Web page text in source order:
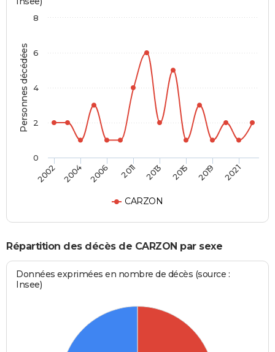
Personnes décédées
CARZON
2002 2004 2006 2011 2013 2015 2019 2021
0
2
4
6
8
Répartition des décès de CARZON par sexe
Données exprimées en nombre de décès (source :
Insee)